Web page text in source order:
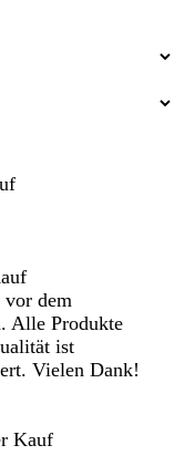
dem
Alle Produkte
ist
Vielen Dank!
Kauf